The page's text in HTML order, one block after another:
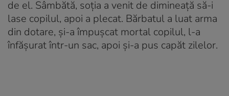
de el. Sâmbătă, soția a venit de dimineață să-i
lase copilul, apoi a plecat. Bărbatul a luat arma
din dotare, și-a împușcat mortal copilul, l-a
înfășurat într-un sac, apoi și-a pus capăt zilelor.